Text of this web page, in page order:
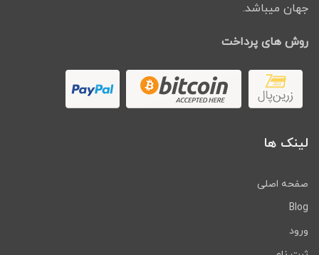
جهان میباشد.
روش های پرداخت
لینک ها
صفحه اصلی
Blog
ورود